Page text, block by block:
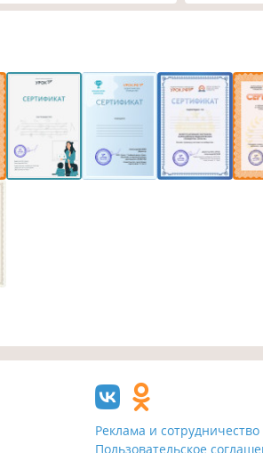
Реклама и сотрудничество
Пользовательское